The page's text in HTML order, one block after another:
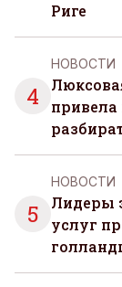
Риге
4
НОВОСТИ
привела
5
НОВОСТИ
Лидеры
услуг